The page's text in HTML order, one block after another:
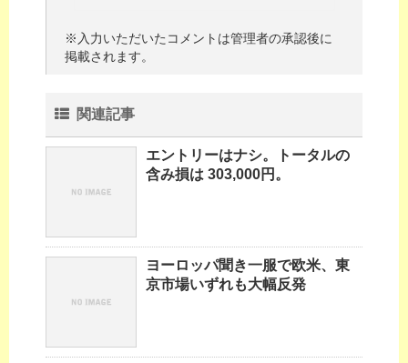
※入力いただいたコメントは管理者の承認後に
掲載されます。
関連記事
エントリーはナシ。トータルの
含み損は 303,000円。
ヨーロッパ聞き一服で欧米、東
京市場いずれも大幅反発